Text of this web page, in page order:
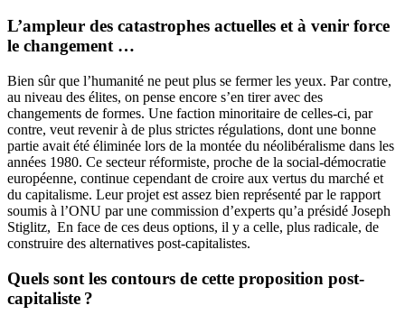
L’ampleur des catastrophes actuelles et à venir force
le changement …
Bien sûr que l’humanité ne peut plus se fermer les yeux. Par contre,
au niveau des élites, on pense encore s’en tirer avec des
changements de formes. Une faction minoritaire de celles-ci, par
contre, veut revenir à de plus strictes régulations, dont une bonne
partie avait été éliminée lors de la montée du néolibéralisme dans les
années 1980. Ce secteur réformiste, proche de la social-démocratie
européenne, continue cependant de croire aux vertus du marché et
du capitalisme. Leur projet est assez bien représenté par le rapport
soumis à l’ONU par une commission d’experts qu’a présidé Joseph
Stiglitz, En face de ces deus options, il y a celle, plus radicale, de
construire des alternatives post-capitalistes.
Quels sont les contours de cette proposition post-
capitaliste ?